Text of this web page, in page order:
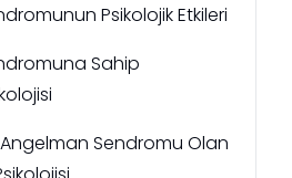
Psikolojik Etkileri
Sahip
Sendromu Olan